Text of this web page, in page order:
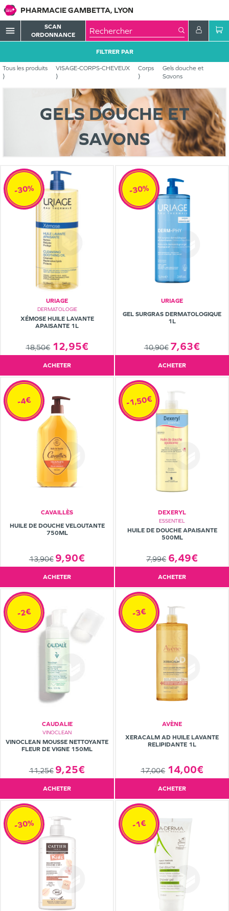
PHARMACIE GAMBETTA, LYON
menu
SCAN
ORDONNANCE
Tous les produits VISAGE-CORPS-CHEVEUX Corps
Gels douche et
Savons
FILTRER PAR
GELS DOUCHE ET
SAVONS
URIAGE
DERMATOLOGIE
XÉMOSE HUILE LAVANTE
APAISANTE 1L
18,50€ 12,95€
-30%
ACHETER
URIAGE
GEL SURGRAS DERMATOLOGIQUE
1L
10,90€ 7,63€
-30%
ACHETER
CAVAILLÈS
HUILE DE DOUCHE VELOUTANTE
750ML
13,90€ 9,90€
-4€
ACHETER
DEXERYL
ESSENTIEL
HUILE DE DOUCHE APAISANTE
500ML
7,99€ 6,49€
-1,50€
ACHETER
CAUDALIE
VINOCLEAN
VINOCLEAN MOUSSE NETTOYANTE
FLEUR DE VIGNE 150ML
11,25€ 9,25€
-2€
ACHETER
AVÈNE
XERACALM AD HUILE LAVANTE
RELIPIDANTE 1L
17,00€ 14,00€
-3€
ACHETER
-30% -1€